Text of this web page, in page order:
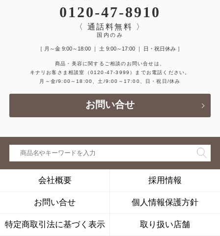
0120-47-8910
〈 通話料無料 〉
国内のみ
［ 月～金 9:00～18:00 ｜ 土 9:00～17:00 ｜ 日・祝日休み ］
商品・美容に関するご相談のお問い合せは、
キナリお客さま相談室
（0120-47-3999）
までお電話ください。
月～金/9:00～18:00、土/9:00～17:00、日・祝日/休み
お問い合せ
会社概要 採用情報
お問い合せ 個人情報保護方針
特定商取引法に基づく表示 取り扱い店舗